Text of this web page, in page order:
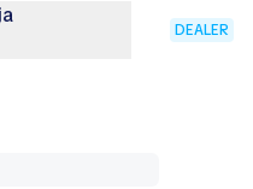
DEALER